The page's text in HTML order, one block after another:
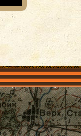
Проекты